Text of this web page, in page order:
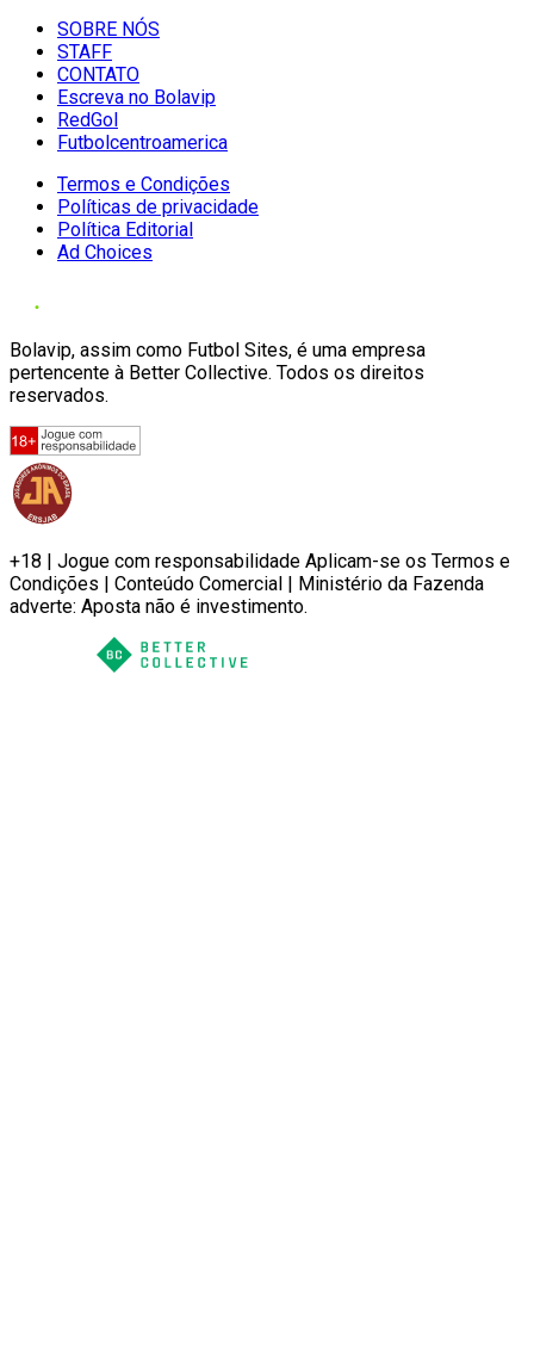
SOBRE NÓS
STAFF
CONTATO
Escreva no Bolavip
RedGol
Futbolcentroamerica
Termos e Condições
Políticas de privacidade
Política Editorial
Ad Choices
Bolavip, assim como Futbol Sites, é uma empresa
pertencente à Better Collective. Todos os direitos
reservados.
+18 | Jogue com responsabilidade Aplicam-se os Termos e
Condições | Conteúdo Comercial | Ministério da Fazenda
adverte: Aposta não é investimento.